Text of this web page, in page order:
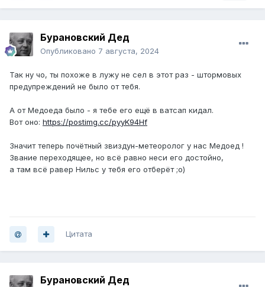
Бурановский Дед
Опубликовано 7 августа, 2024
Так ну чо, ты похоже в лужу не сел в этот раз - штормовых
предупреждений не было от тебя.
А от Медоеда было - я тебе его ещё в ватсап кидал.
Вот оно: https://postimg.cc/pyyK94Hf
Значит теперь почётный звиздун-метеоролог у нас Медоед !
Звание переходящее, но всё равно неси его достойно,
а там всё равер Нильс у тебя его отберёт ;o)
Цитата
Бурановский Дед